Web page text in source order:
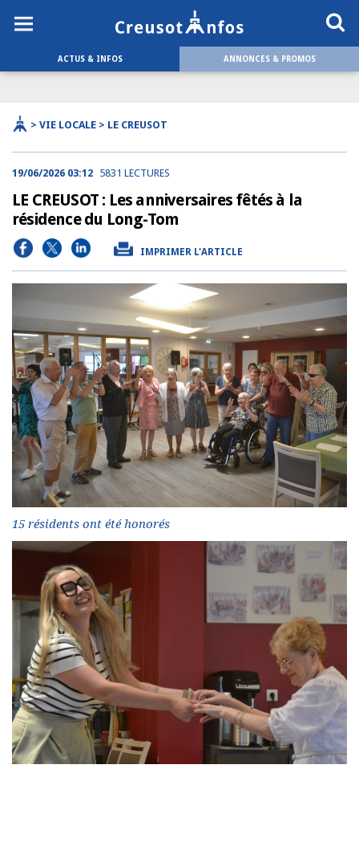
ACTUS & INFOS ANNONCES & PROMOS
> VIE LOCALE > LE CREUSOT
19/06/2026 03:12 5831 LECTURES
LE CREUSOT : Les anniversaires fêtés à la
résidence du Long-Tom
IMPRIMER L'ARTICLE
15 résidents ont été honorés